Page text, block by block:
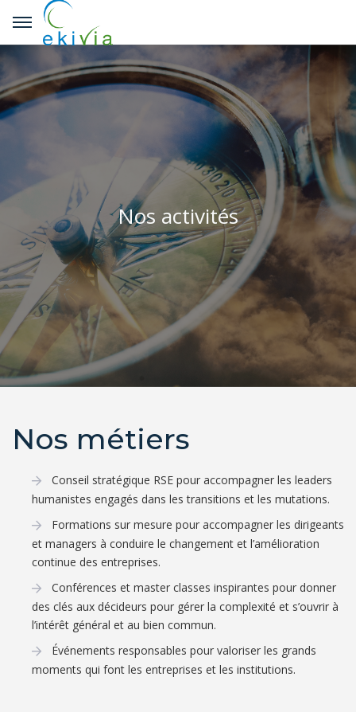
Nos activités
Nos métiers
Conseil stratégique RSE pour accompagner les leaders
humanistes engagés dans les transitions et les mutations.
Formations sur mesure pour accompagner les dirigeants
et managers à conduire le changement et l’amélioration
continue des entreprises.
Conférences et master classes inspirantes pour donner
des clés aux décideurs pour gérer la complexité et s’ouvrir à
l’intérêt général et au bien commun.
Événements responsables pour valoriser les grands
moments qui font les entreprises et les institutions.